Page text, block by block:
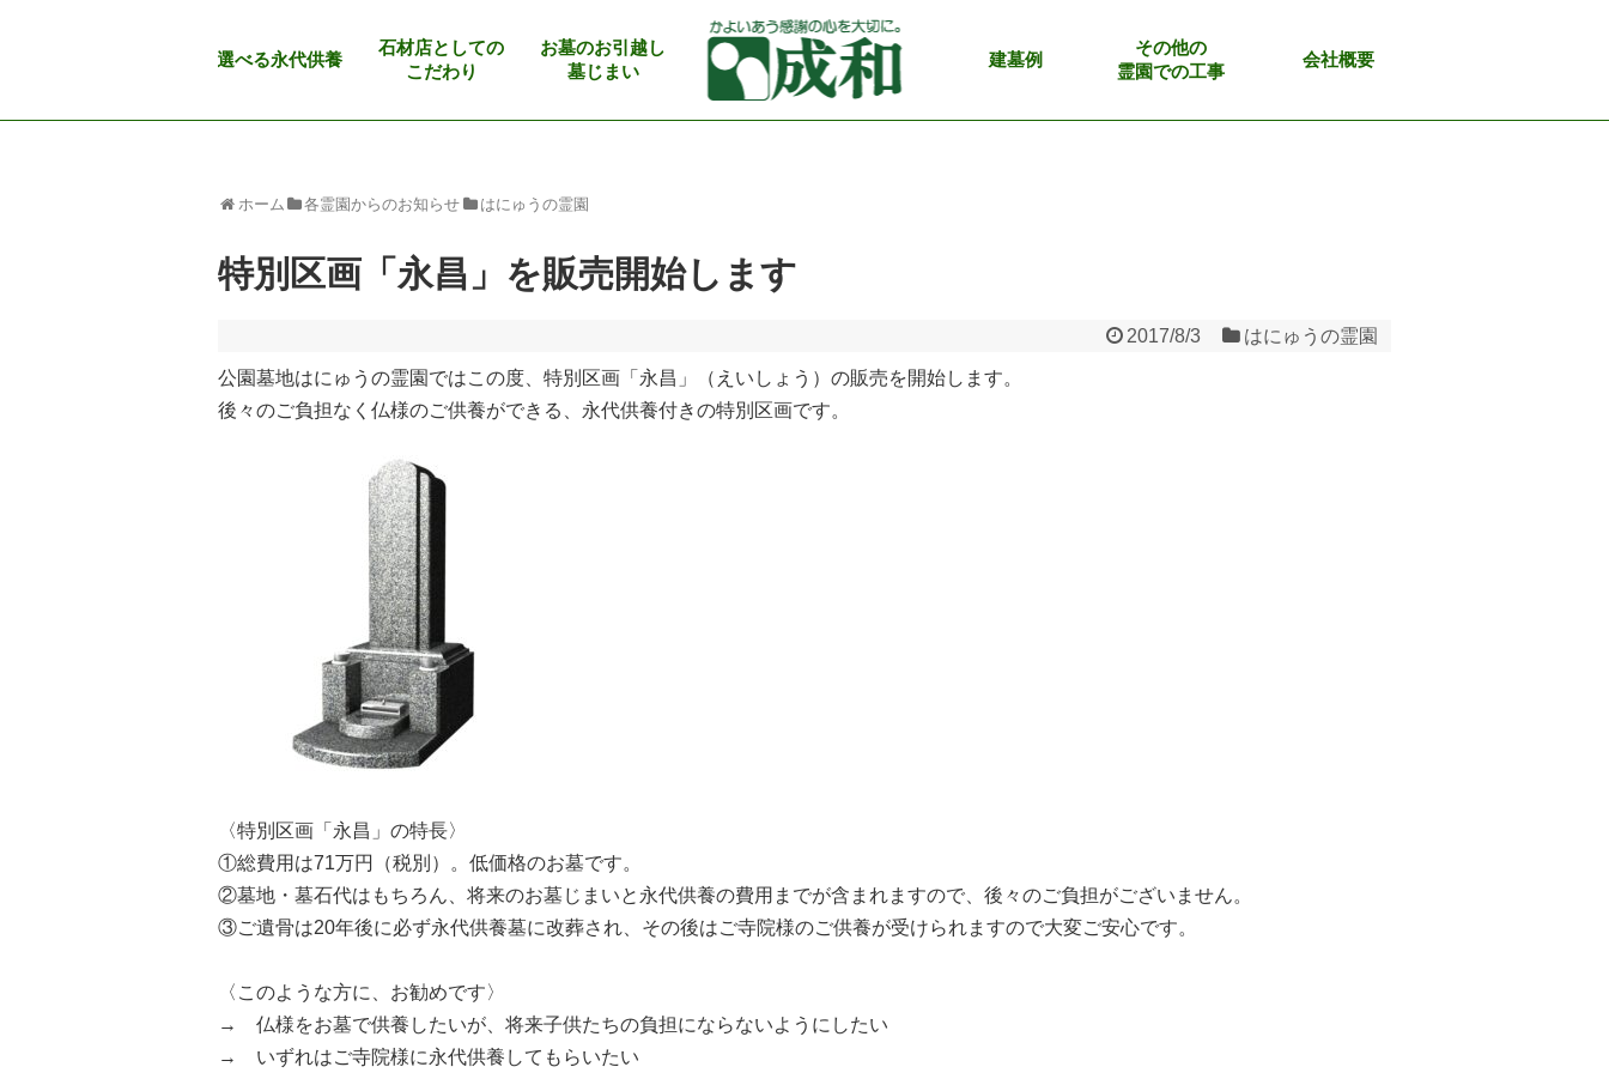
選べる永代供養
石材店としての
こだわり
お墓のお引越し
墓じまい
建墓例
その他の
霊園での工事
会社概要
ホーム 各霊園からのお知らせ はにゅうの霊園
特別区画「永昌」を販売開始します
2017/8/3 はにゅうの霊園
公園墓地はにゅうの霊園 ではこの度、特別区画「永昌」（えいしょう）の販売を開始します。
後々のご負担なく仏様のご供養ができる、永代供養付きの特別区画です。
〈特別区画「永昌」の特長〉
①総費用は71万円（税別）。低価格のお墓です。
②墓地・墓石代はもちろん、将来のお墓じまいと永代供養の費用までが含まれますので、後々のご負担がございません。
③ご遺骨は20年後に必ず永代供養墓に改葬され、その後はご寺院様のご供養が受けられますので大変ご安心です。
〈このような方に、お勧めです〉
→ 仏様をお墓で供養したいが、将来子供たちの負担にならないようにしたい
→ いずれはご寺院様に永代供養してもらいたい